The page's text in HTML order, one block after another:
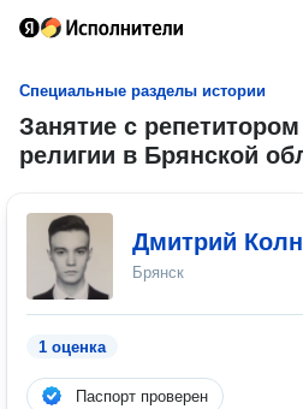
Специальные разделы истории
Занятие с
религии в Брянской
Дмитрий
Брянск
1 оценка
Паспорт проверен